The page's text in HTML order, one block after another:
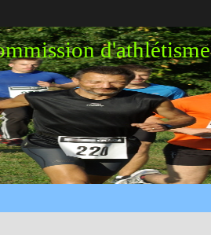
d'athlétisme